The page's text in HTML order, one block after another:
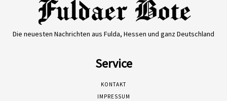
Die neuesten Nachrichten aus Fulda, Hessen und ganz Deutschland
Service
KONTAKT
IMPRESSUM